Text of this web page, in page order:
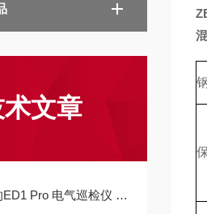
文章
巡检仪 温升检测仪 局放检测仪 环境检测仪